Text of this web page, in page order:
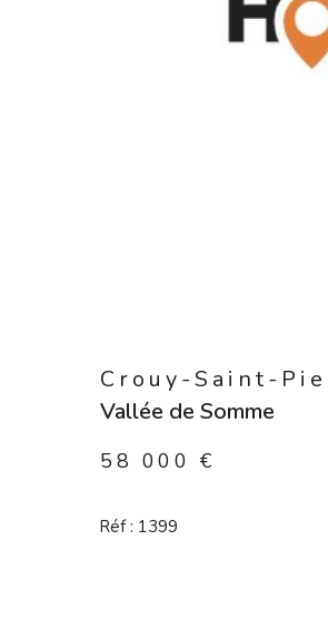
Crouy-Saint-
Vallée de Somme
58 000 €
Réf : 1399